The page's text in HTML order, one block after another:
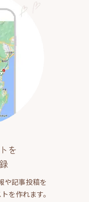
を
や記事投稿を
を作れます。